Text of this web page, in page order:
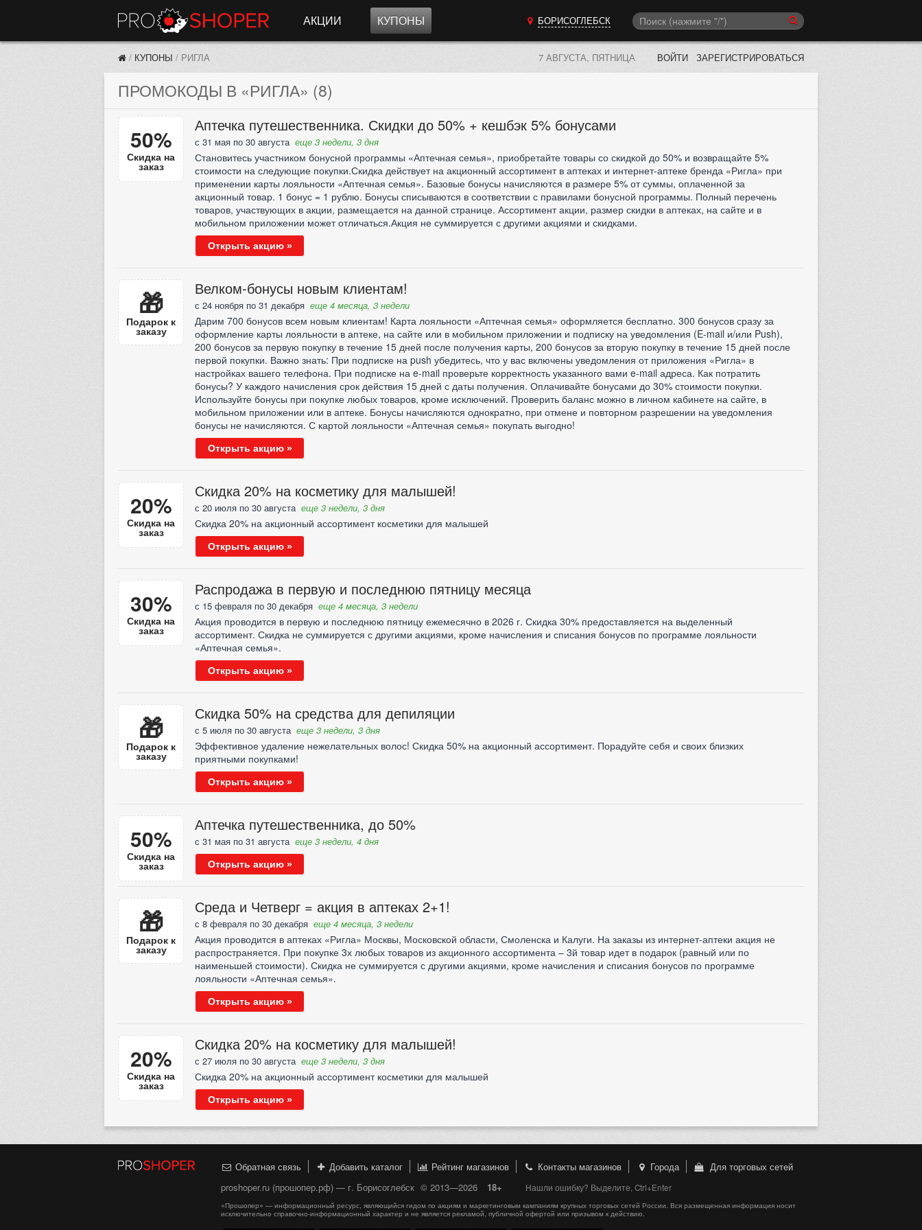
АКЦИИ КУПОНЫ БОРИСОГЛЕБСК
/ КУПОНЫ / РИГЛА 7 АВГУСТА, ПЯТНИЦА ВОЙТИ ЗАРЕГИСТРИРОВАТЬСЯ
ПРОМОКОДЫ В «РИГЛА» (8)
50%
Скидка на
заказ
Аптечка путешественника. Скидки до 50% + кешбэк 5% бонусами
с 31 мая по 30 августа еще 3 недели, 3 дня
Становитесь участником бонусной программы «Аптечная семья», приобретайте товары со скидкой до 50% и возвращайте 5%
стоимости на следующие покупки.Скидка действует на акционный ассортимент в аптеках и интернет-аптеке бренда «Ригла» при
применении карты лояльности «Аптечная семья». Базовые бонусы начисляются в размере 5% от суммы, оплаченной за
акционный товар. 1 бонус = 1 рублю. Бонусы списываются в соответствии с правилами бонусной программы. Полный перечень
товаров, участвующих в акции, размещается на данной странице. Ассортимент акции, размер скидки в аптеках, на сайте и в
мобильном приложении может отличаться.Акция не суммируется с другими акциями и скидками.
Открыть акцию »
🎁
Подарок к
заказу
Велком-бонусы новым клиентам!
с 24 ноября по 31 декабря еще 4 месяца, 3 недели
Дарим 700 бонусов всем новым клиентам! Карта лояльности «Аптечная семья» оформляется бесплатно. 300 бонусов сразу за
оформление карты лояльности в аптеке, на сайте или в мобильном приложении и подписку на уведомления (E-mail и/или Push),
200 бонусов за первую покупку в течение 15 дней после получения карты, 200 бонусов за вторую покупку в течение 15 дней после
первой покупки. Важно знать: При подписке на push убедитесь, что у вас включены уведомления от приложения «Ригла» в
настройках вашего телефона. При подписке на e-mail проверьте корректность указанного вами e-mail адреса. Как потратить
бонусы? У каждого начисления срок действия 15 дней с даты получения. Оплачивайте бонусами до 30% стоимости покупки.
Используйте бонусы при покупке любых товаров, кроме исключений. Проверить баланс можно в личном кабинете на сайте, в
мобильном приложении или в аптеке. Бонусы начисляются однократно, при отмене и повторном разрешении на уведомления
бонусы не начисляются. С картой лояльности «Аптечная семья» покупать выгодно!
Открыть акцию »
20%
Скидка на
заказ
Скидка 20% на косметику для малышей!
с 20 июля по 30 августа еще 3 недели, 3 дня
Скидка 20% на акционный ассортимент косметики для малышей
Открыть акцию »
30%
Скидка на
заказ
Распродажа в первую и последнюю пятницу месяца
с 15 февраля по 30 декабря еще 4 месяца, 3 недели
Акция проводится в первую и последнюю пятницу ежемесячно в 2026 г. Скидка 30% предоставляется на выделенный
ассортимент. Скидка не суммируется с другими акциями, кроме начисления и списания бонусов по программе лояльности
«Аптечная семья».
Открыть акцию »
🎁
Подарок к
заказу
Скидка 50% на средства для депиляции
с 5 июля по 30 августа еще 3 недели, 3 дня
Эффективное удаление нежелательных волос! Скидка 50% на акционный ассортимент. Порадуйте себя и своих близких
приятными покупками!
Открыть акцию »
50%
Скидка на
заказ
Аптечка путешественника, до 50%
с 31 мая по 31 августа еще 3 недели, 4 дня
Открыть акцию »
🎁
Подарок к
заказу
Среда и Четверг = акция в аптеках 2+1!
с 8 февраля по 30 декабря еще 4 месяца, 3 недели
Акция проводится в аптеках «Ригла» Москвы, Московской области, Смоленска и Калуги. На заказы из интернет-аптеки акция не
распространяется. При покупке 3х любых товаров из акционного ассортимента – 3й товар идет в подарок (равный или по
наименьшей стоимости). Скидка не суммируется с другими акциями, кроме начисления и списания бонусов по программе
лояльности «Аптечная семья».
Открыть акцию »
20%
Скидка на
заказ
Скидка 20% на косметику для малышей!
с 27 июля по 30 августа еще 3 недели, 3 дня
Скидка 20% на акционный ассортимент косметики для малышей
Открыть акцию »
Обратная связь Добавить каталог Рейтинг магазинов Контакты магазинов Города
Для торговых сетей
proshoper.ru (прошопер.рф) — г. Борисоглебск © 2013—2026 18+ Нашли ошибку? Выделите, Ctrl+Enter
«Прошопер» — информационный ресурс, являющийся гидом по акциям и маркетинговым кампаниям крупных торговых сетей России. Вся размещенная информация носит
исключительно справочно-информационный характер и не является рекламой, публичной офертой или призывом к действию.